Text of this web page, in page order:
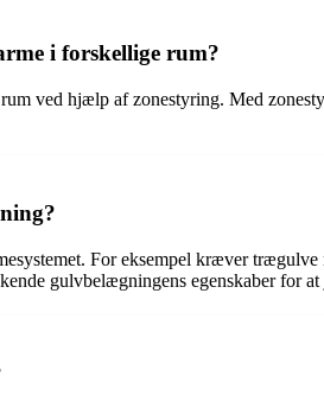
i forskellige rum?
ved hjælp af zonestyring. Med
For eksempel kræver
gulvbelægningens egenskaber for